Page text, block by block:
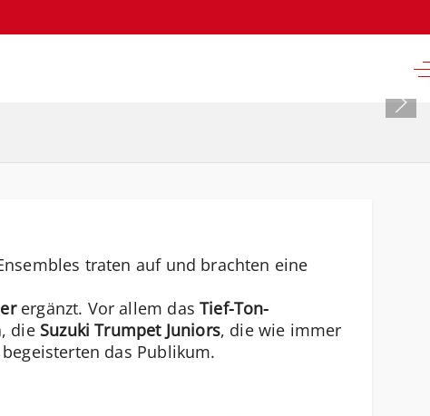
traten auf und brachten eine
ergänzt. Vor allem dasTief-Ton-
die Suzuki Trumpet Juniors, die wie immer
das Publikum.